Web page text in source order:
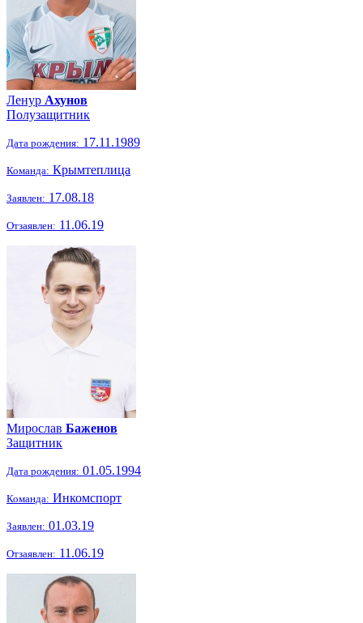
Ленур Ахунов
Полузащитник
Дата рождения: 17.11.1989
Команда: Крымтеплица
Заявлен: 17.08.18
Отзаявлен: 11.06.19
Мирослав Баженов
Защитник
Дата рождения: 01.05.1994
Команда: Инкомспорт
Заявлен: 01.03.19
Отзаявлен: 11.06.19